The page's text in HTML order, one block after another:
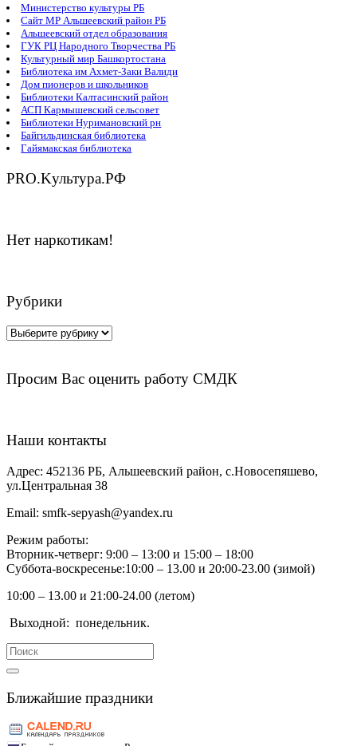
Министерство культуры РБ
Сайт МР Альшеевский район РБ
Альшеевский отдел образования
ГУК РЦ Народного Творчества РБ
Культурный мир Башкортостана
Библиотека им Ахмет-Заки Валиди
Дом пионеров и школьников
Библиотеки Калтасинский район
АСП Кармышевский сельсовет
Библиотеки Нуримановский рн
Байгильдинская библиотека
Гайямакская библиотека
PRO.Kультура.РФ
Нет наркотикам!
Рубрики
Рубрики
Просим Вас оценить работу СМДК
Наши контакты
Адрес: 452136 РБ, Альшеевский район, с.Новосепяшево,
ул.Центральная 38
Email: smfk-sepyash@yandex.ru
Режим работы:
Вторник-четверг: 9:00 – 13:00 и 15:00 – 18:00
Суббота-воскресенье:10:00 – 13.00 и 20:00-23.00 (зимой)
10:00 – 13.00 и 21:00-24.00 (летом)
Выходной: понедельник.
Search
for:
Ближайшие праздники